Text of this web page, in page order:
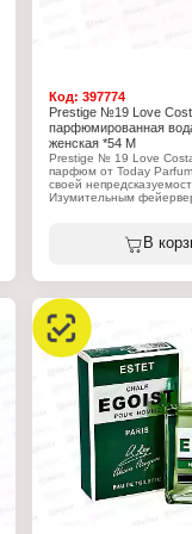
Код: 397774
Prestige №19 Love
парфюмированная
женская *54 М
Prestige № 19 Love
парфюм от Today
своей
Изумительным
зазвучит этот аромат в
собеседников. Нежная
туалетной воды
искушенного
Серия: Prestige
Тип товара:
Назначение: женская
Название: "№ 19 Love
Характер аромата:
цветочный
Верхние ноты: перец,
яблоко
Нота сердца: фиалка,
Базовые ноты:
ладан, кедр
Форма выпуска: ручка
Объем: 17 мл
В